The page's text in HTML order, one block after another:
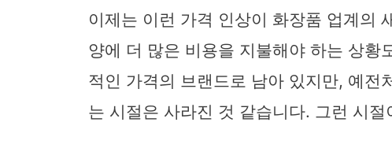
이제는 이런 가격 인상이 화장품 업계의
양에 더 많은 비용을 지불해야 하는 상황
적인 가격의 브랜드로 남아 있지만, 예전
는 시절은 사라진 것 같습니다. 그런 시